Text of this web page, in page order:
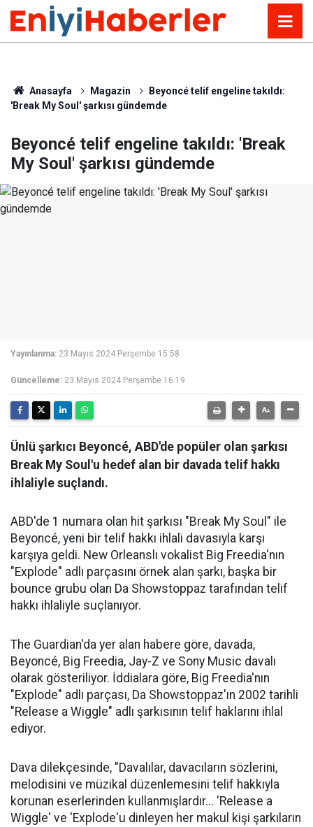
Anasayfa Magazin
Beyoncé telif engeline takıldı:
'Break My Soul' şarkısı gündemde
Beyoncé telif engeline takıldı: 'Break
My Soul' şarkısı gündemde
Yayınlanma: 23 Mayıs 2024 Perşembe 15:58
Güncelleme: 23 Mayıs 2024 Perşembe 16:19
Ünlü şarkıcı Beyoncé, ABD'de popüler olan şarkısı
Break My Soul'u hedef alan bir davada telif hakkı
ihlaliyle suçlandı.
ABD'de 1 numara olan hit şarkısı "Break My Soul" ile
Beyoncé, yeni bir telif hakkı ihlali davasıyla karşı
karşıya geldi. New Orleanslı vokalist Big Freedia'nın
"Explode" adlı parçasını örnek alan şarkı, başka bir
bounce grubu olan Da Showstoppaz tarafından telif
hakkı ihlaliyle suçlanıyor.
The Guardian'da yer alan habere göre, davada,
Beyoncé, Big Freedia, Jay-Z ve Sony Music davalı
olarak gösteriliyor. İddialara göre, Big Freedia'nın
"Explode" adlı parçası, Da Showstoppaz'ın 2002 tarihli
"Release a Wiggle" adlı şarkısının telif haklarını ihlal
ediyor.
Dava dilekçesinde, "Davalılar, davacıların sözlerini,
melodisini ve müzikal düzenlemesini telif hakkıyla
korunan eserlerinden kullanmışlardır... 'Release a
Wiggle' ve 'Explode'u dinleyen her makul kişi şarkıların